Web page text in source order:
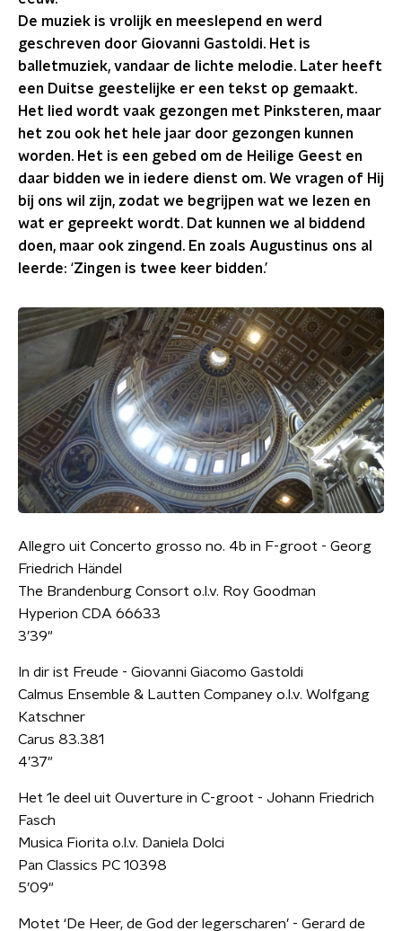
De muziek is vrolijk en meeslepend en werd
geschreven door Giovanni Gastoldi. Het is
balletmuziek, vandaar de lichte melodie. Later heeft
een Duitse geestelijke er een tekst op gemaakt.
Het lied wordt vaak gezongen met Pinksteren, maar
het zou ook het hele jaar door gezongen kunnen
worden. Het is een gebed om de Heilige Geest en
daar bidden we in iedere dienst om. We vragen of Hij
bij ons wil zijn, zodat we begrijpen wat we lezen en
wat er gepreekt wordt. Dat kunnen we al biddend
doen, maar ook zingend. En zoals Augustinus ons al
leerde: ‘Zingen is twee keer bidden.’
Allegro uit Concerto grosso no. 4b in F-groot - Georg
Friedrich Händel
The Brandenburg Consort o.l.v. Roy Goodman
Hyperion CDA 66633
3’39"
In dir ist Freude - Giovanni Giacomo Gastoldi
Calmus Ensemble & Lautten Companey o.l.v. Wolfgang
Katschner
Carus 83.381
4’37"
Het 1e deel uit Ouverture in C-groot - Johann Friedrich
Fasch
Musica Fiorita o.l.v. Daniela Dolci
Pan Classics PC 10398
5’09"
Motet ‘De Heer, de God der legerscharen’ - Gerard de